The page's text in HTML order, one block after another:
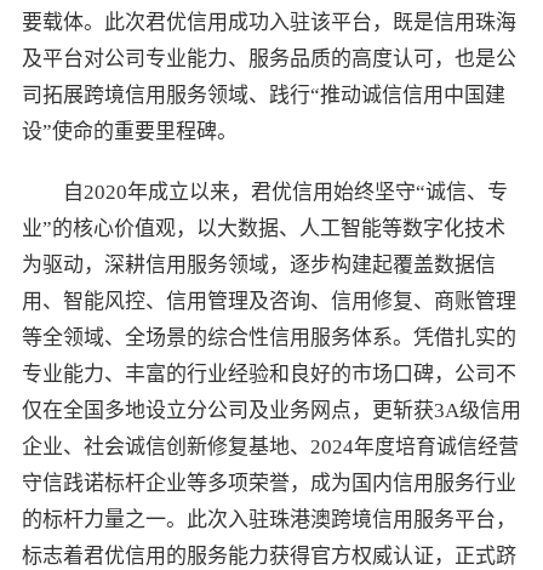
要载体。此次君优信用成功入驻该平台，既是信用珠海
及平台对公司专业能力、服务品质的高度认可，也是公
司拓展跨境信用服务领域、践行“推动诚信信用中国建
设”使命的重要里程碑。
自2020年成立以来，君优信用始终坚守“诚信、专
业”的核心价值观，以大数据、人工智能等数字化技术
为驱动，深耕信用服务领域，逐步构建起覆盖数据信
用、智能风控、信用管理及咨询、信用修复、商账管理
等全领域、全场景的综合性信用服务体系。凭借扎实的
专业能力、丰富的行业经验和良好的市场口碑，公司不
仅在全国多地设立分公司及业务网点，更斩获3A级信用
企业、社会诚信创新修复基地、2024年度培育诚信经营
守信践诺标杆企业等多项荣誉，成为国内信用服务行业
的标杆力量之一。此次入驻珠港澳跨境信用服务平台，
标志着君优信用的服务能力获得官方权威认证，正式跻